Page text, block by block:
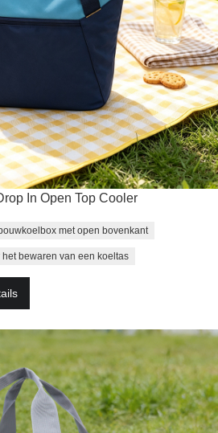
In Open Top Cooler
met open bovenkant
bewaren van een koeltas